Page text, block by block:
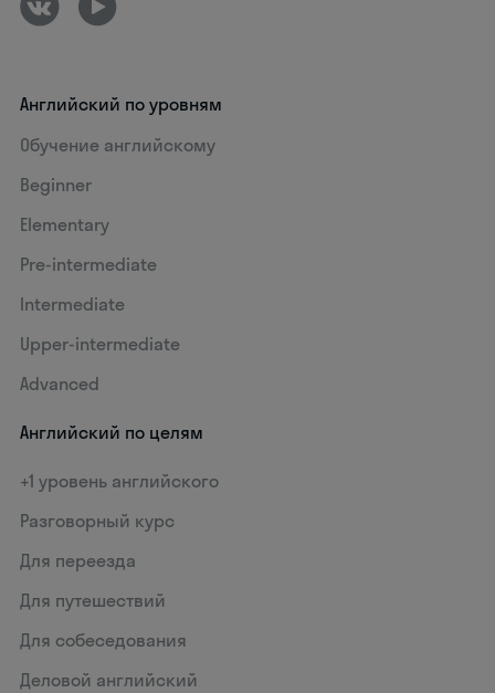
Английский по уровням
Обучение английскому
Beginner
Elementary
Pre-intermediate
Intermediate
Upper-intermediate
Advanced
Английский по целям
+1 уровень английского
Разговорный курс
Для переезда
Для путешествий
Для собеседования
Деловой английский